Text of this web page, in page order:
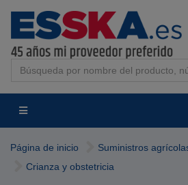
Página de inicio
Suministros
Crianza y obstetricia